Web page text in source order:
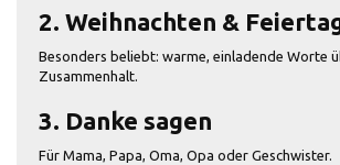
2. Weihnachten &
Besonders beliebt: warme, einladende Worte
Zusammenhalt.
3. Danke sagen
Für Mama, Papa, Oma, Opa oder Geschwister.